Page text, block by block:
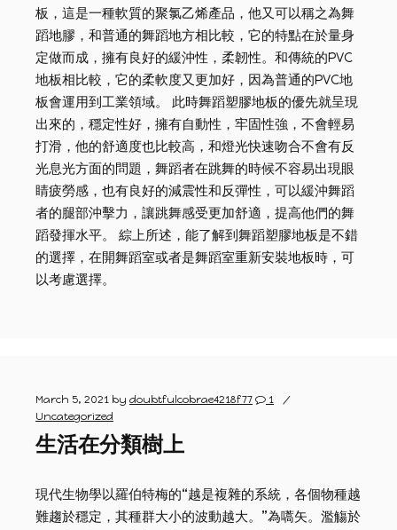
板，這是一種軟質的聚氯乙烯產品，他又可以稱之為舞
蹈地膠，和普通的舞蹈地方相比較，它的特點在於量身
定做而成，擁有良好的緩沖性，柔韌性。和傳統的PVC
地板相比較，它的柔軟度又更加好，因為普通的PVC地
板會運用到工業領域。 此時舞蹈塑膠地板的優先就呈現
出來的，穩定性好，擁有自動性，牢固性強，不會輕易
打滑，他的舒適度也比較高，和燈光快速吻合不會有反
光息光方面的問題，舞蹈者在跳舞的時候不容易出現眼
睛疲勞感，也有良好的減震性和反彈性，可以緩沖舞蹈
者的腿部沖擊力，讓跳舞感受更加舒適，提高他們的舞
蹈發揮水平。 綜上所述，能了解到舞蹈塑膠地板是不錯
的選擇，在開舞蹈室或者是舞蹈室重新安裝地板時，可
以考慮選擇。
March 5, 2021 by doubtfulcobrae4218f77
1
Uncategorized
生活在分類樹上
現代生物學以羅伯特梅的“越是複雜的系統，各個物種越
難趨於穩定，其種群大小的波動越大。”為嚆矢。濫觴於